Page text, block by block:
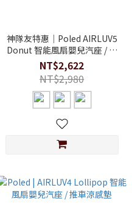
神隊友特惠｜Poled AIRLUV5
Donut 智能風扇嬰兒汽座 / 推
車涼感墊
NT$2,622
NT$2,980